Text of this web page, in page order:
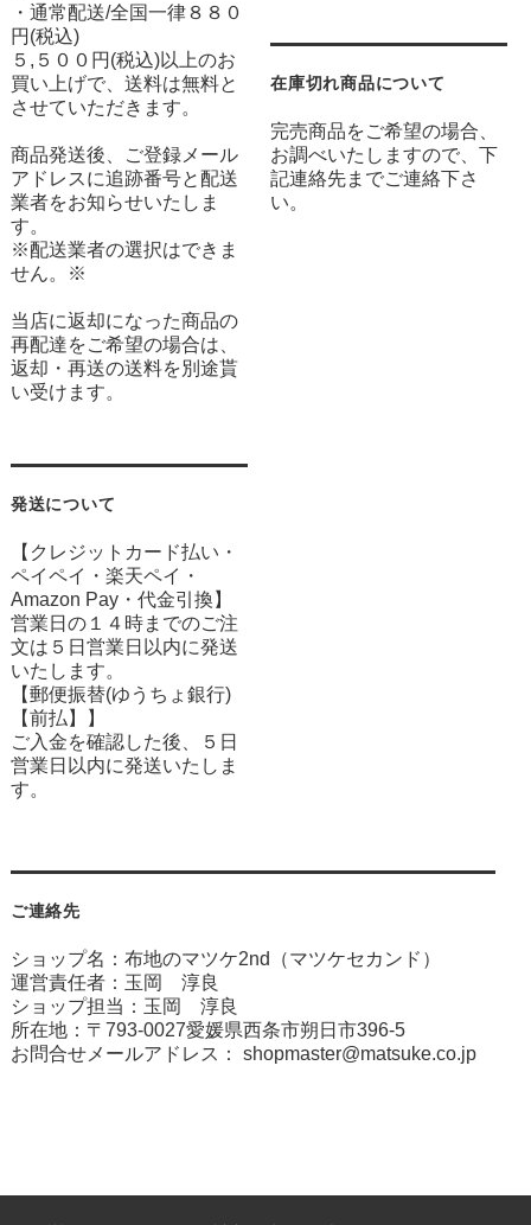
・通常配送/全国一律８８０
円(税込)
５,５００円(税込)以上のお
買い上げで、送料は無料と
させていただきます。
商品発送後、ご登録メール
アドレスに追跡番号と配送
業者をお知らせいたしま
す。
※配送業者の選択はできま
せん。※
当店に返却になった商品の
再配達をご希望の場合は、
返却・再送の送料を別途貰
い受けます。
発送について
【クレジットカード払い・
ペイペイ・楽天ペイ・
Amazon Pay・ 代金引換】
営業日の１４時までのご注
文は５日営業日以内に発送
いたします。
【郵便振替(ゆうちょ銀行)
【前払】】
ご入金を確認した後、５日
営業日以内に発送いたしま
す。
在庫切れ商品について
完売商品をご希望の場合、
お調べいたしますので、下
記連絡先までご連絡下さ
い。
ご連絡先
ショップ名：布地のマツケ2nd（マツケセカンド）
運営責任者：玉岡 淳良
ショップ担当：玉岡 淳良
所在地：〒793-0027愛媛県西条市朔日市396-5
お問合せメールアドレス： shopmaster@matsuke.co.jp